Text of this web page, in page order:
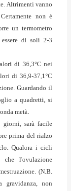
Altrimenti vanno
non è
un termometro
di soli 2-3
di 36,3°C nei
di 36,9-37,1°C
Guardando il
a quadretti, si
metà.
sarà facile
prima del rialzo
Qualora i cicli
l'ovulazione
(N.B.
gravidanza, non